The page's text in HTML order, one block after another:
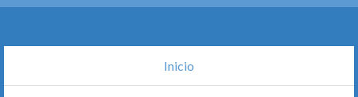
Inicio